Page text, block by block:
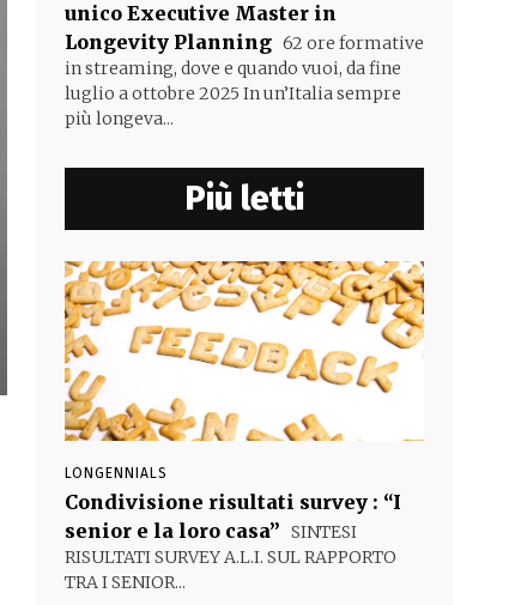
unico Executive Master in
Longevity Planning 62 ore formative
in streaming, dove e quando vuoi, da fine
luglio a ottobre 2025 In un’Italia sempre
più longeva...
Più letti
LONGENNIALS
Condivisione risultati survey : “I
senior e la loro casa” SINTESI
RISULTATI SURVEY A.L.I. SUL RAPPORTO
TRA I SENIOR...